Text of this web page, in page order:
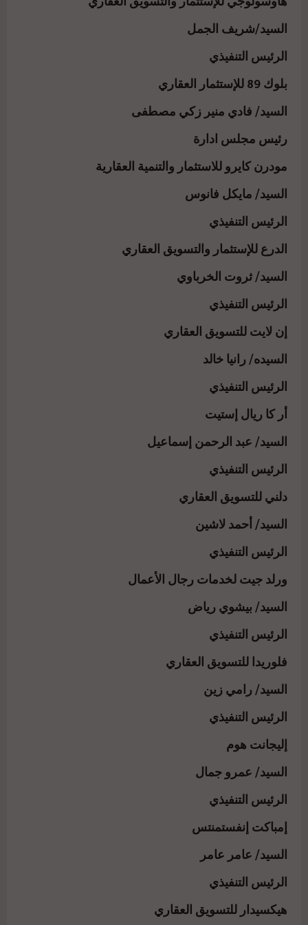
السيد/شريف الجمل
الرئيس التنفيذي
بلوك 89 للإستثمار العقاري
السيد/ فادي منير زكي مصطفى
رئيس مجلس ادارة
مودرن كايرو للاستثمار والتنمية العقارية
السيد/ مايكل فانوس
الرئيس التنفيذي
الدرع للإستثمار والتسويق العقاري
السيد/ ثروت الخرباوي
الرئيس التنفيذي
إن لايت للتسويق العقاري
السيده/ رانيا خالد
الرئيس التنفيذي
أر كا ريال إستيت
السيد/ عبد الرحمن إسماعيل
الرئيس التنفيذي
دلني للتسويق العقاري
السيد/ أحمد لاشين
الرئيس التنفيذي
ورلد جيت لخدمات رجال الأعمال
السيد/ بيشوي رياض
الرئيس التنفيذي
فلوريدا للتسويق العقاري
السيد/ رامي زين
الرئيس التنفيذي
إليجانت هوم
السيد/ عمرو جمال
الرئيس التنفيذي
إمباكت إنفستمنتس
السيد/ عامر عامر
الرئيس التنفيذي
هيكسيدار للتسويق العقاري